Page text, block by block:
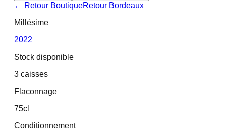
← Retour BoutiqueRetour Bordeaux
Millésime
2022
Stock disponible
3 caisses
Flaconnage
75cl
Conditionnement